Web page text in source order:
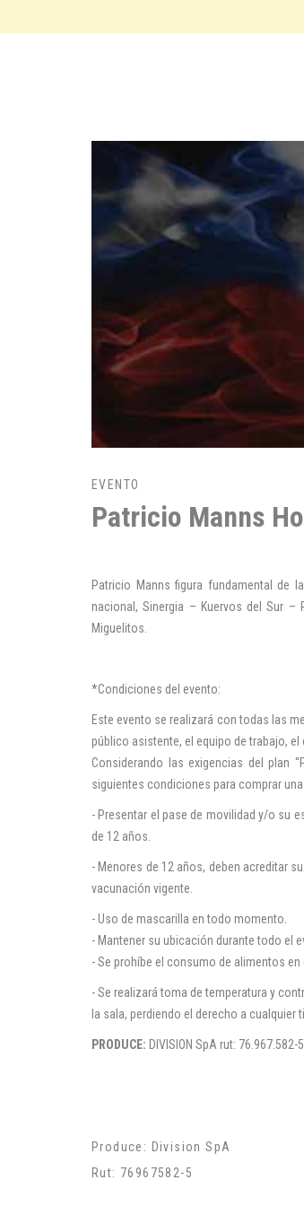
- La reversa del dinero, se realizará a
EVENTO
Patricio Manns
Patricio Manns figura fundamental de
nacional, Sinergia – Kuervos del Sur
Miguelitos.
*Condiciones del evento:
Este evento se realizará con todas las
público asistente, el equipo de trabajo,
Considerando las exigencias del plan
siguientes condiciones para comprar
- Presentar el pase de movilidad y/o su
de 12 años.
- Menores de 12 años, deben acreditar
vacunación vigente.
- Uso de mascarilla en todo momento.
- Mantener su ubicación durante todo el
- Se prohíbe el consumo de alimentos en
- Se realizará toma de temperatura y
la sala, perdiendo el derecho a cualquier
PRODUCE: DIVISION SpA rut: 76.967.582-5
Produce: Division SpA
Rut: 76967582-5